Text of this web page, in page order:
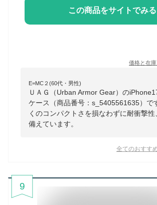
この商品をサイトでみる
価格と在庫
E=MC２(60代・男性)
ＵＡＧ（Urban Armor Gear）の
ケース（商品番号：s_5405561635）
くのコンパクトさを損なわずに耐衝撃性
備えています。
全てのおすす
9